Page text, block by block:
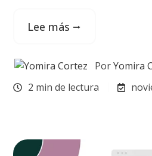
Lee más ⭢
PorYomira
2 min de lectura